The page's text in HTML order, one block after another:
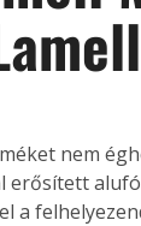
nem
erősített
a